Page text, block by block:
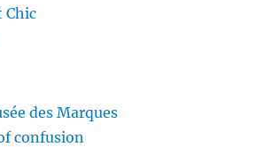
Chic
des Marques
confusion